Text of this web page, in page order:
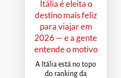
Itália é eleita o
destino mais feliz
para viajar em
2026 — e a gente
entende o motivo
A Itália está no topo
do ranking da